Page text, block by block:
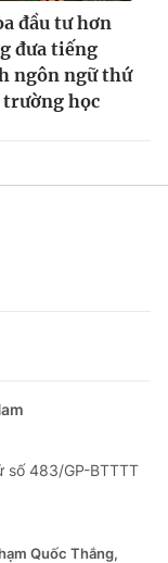
đầu tư hơn
đưa tiếng
ngôn ngữ thứ
học
số 483/GP-BTTTT
Quốc Thắng,